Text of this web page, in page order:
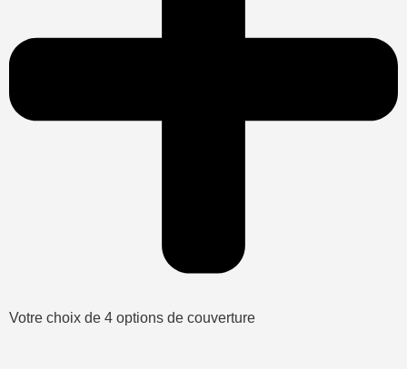
Votre choix de 4 options de couverture